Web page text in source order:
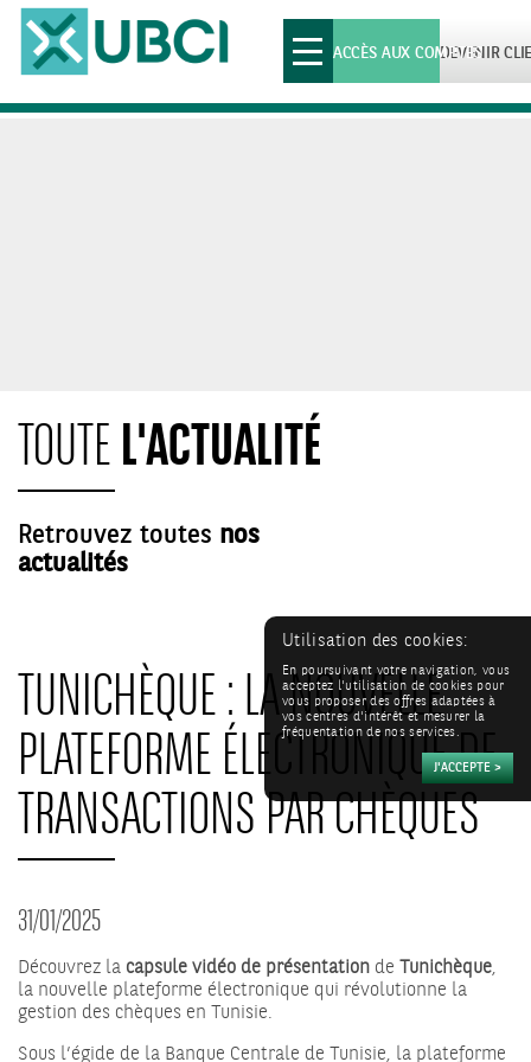
Toggle
navigationDEVENIR
ACCÈS AUX COMPTES
TOUTEL'ACTUALITÉ
Retrouvez toutes nos
actualités
TUNICHÈQUE : LA NOUVELLE
PLATEFORME ÉLECTRONIQUE DE
TRANSACTIONS PAR CHÈQUES
31/01/2025
Découvrez la capsule vidéo de présentation de Tunichèque,
la nouvelle plateforme électronique qui révolutionne la
gestion des chèques en Tunisie.
Sous l’égide de la Banque Centrale de Tunisie, la plateforme
Utilisation des cookies:
En poursuivant votre navigation, vous
acceptez l'utilisation de cookies pour
vous proposer des offres adaptées à
vos centres d'intérêt et mesurer la
fréquentation de nos services.